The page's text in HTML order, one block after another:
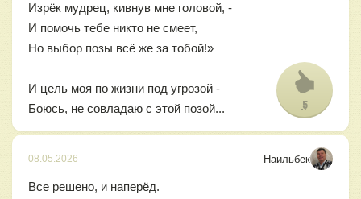
Изрёк мудрец, кивнув мне головой, -
И помочь тебе никто не смеет,
Но выбор позы всё же за тобой!»
И цель моя по жизни под угрозой -
Боюсь, не совладаю с этой позой...
5
08.05.2026 Наильбек
Все решено, и наперёд.